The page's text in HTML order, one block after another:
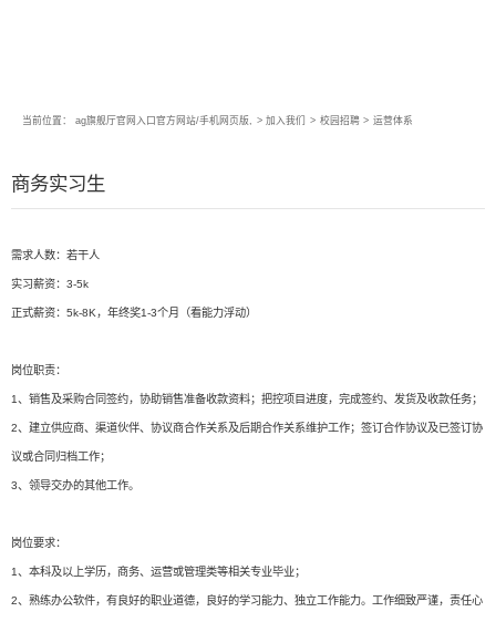
当前位置： ag旗舰厅官网入口官方网站/手机网页版, > 加入我们 > 校园招聘 > 运营体系
商务实习生
需求人数：若干人
实习薪资：3-5k
正式薪资：5k-8K，年终奖1-3个月（看能力浮动）
岗位职责：
1、销售及采购合同签约，协助销售准备收款资料；把控项目进度，完成签约、发货及收款任务；
2、建立供应商、渠道伙伴、协议商合作关系及后期合作关系维护工作；签订合作协议及已签订协
议或合同归档工作；
3、领导交办的其他工作。
岗位要求：
1、本科及以上学历，商务、运营或管理类等相关专业毕业；
2、熟练办公软件，有良好的职业道德，良好的学习能力、独立工作能力。工作细致严谨，责任心